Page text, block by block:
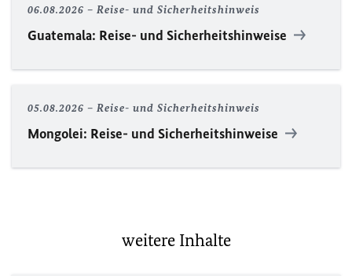
06.08.2026 Reise- und Sicherheitshinweis
Guatemala: Reise- und Sicherheitshinweise
05.08.2026 Reise- und Sicherheitshinweis
Mongolei: Reise- und Sicherheitshinweise
weitere Inhalte